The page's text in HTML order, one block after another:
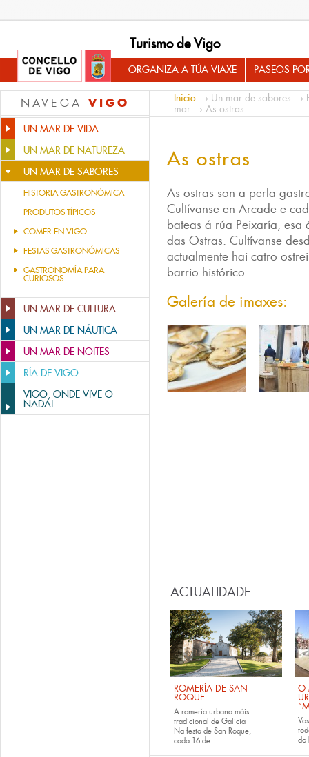
Turismo de Vigo
ORGANIZA A TÚA VIAXE PASEOS
NAVEGA VIGO
UN MAR DE VIDA
UN MAR DE NATUREZA
UN MAR DE SABORES
HISTORIA GASTRONÓMICA
PRODUTOS TÍPICOS
COMER EN VIGO
FESTAS GASTRONÓMICAS
GASTRONOMÍA PARA
CURIOSOS
UN MAR DE CULTURA
UN MAR DE NÁUTICA
UN MAR DE NOITES
RÍA DE VIGO
VIGO, ONDE VIVE O
NADAL
Inicio → Un mar de sabores →
mar → As ostras
As ostras
As ostras son a perla
Cultívanse en Arcade e
bateas á rúa Peixaría,
das Ostras. Cultívanse
actualmente hai catro
barrio histórico.
Galería de imaxes:
ACTUALIDADE
ROMERÍA DE SAN
ROQUE
A romería urbana máis
tradicional de Galicia
Na festa de San Roque,
cada 16 de...
O
do